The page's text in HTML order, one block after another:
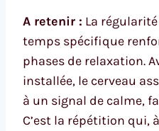
A retenir : La
temps spécifique
phases de relaxation.
installée, le cerveau
à un signal de calme,
C’est la répétition qui,